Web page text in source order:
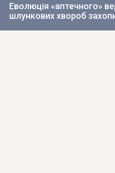
Еволюція «аптечного»
шлункових хвороб